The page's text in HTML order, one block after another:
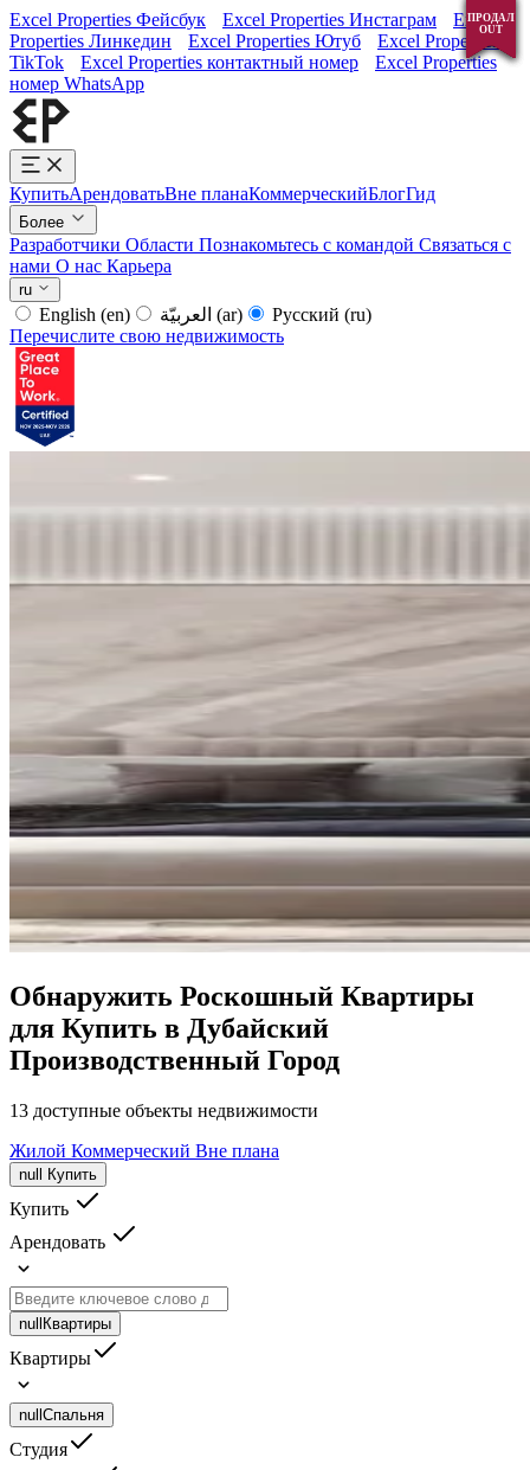
Excel Properties Фейсбук Excel Properties Инстаграм
Excel
Properties Линкедин
Excel Properties Ютуб
Excel Properties
TikTok
Excel Properties контактный номер
Excel Properties
номер WhatsApp
КупитьАрендоватьВне планаКоммерческийБлогГид
Более
Разработчики Области Познакомьтесь с командой Связаться с
нами О нас Карьера
ru
English (en) (ar) Русский (ru)
Перечислите свою недвижимость
Обнаружить Роскошный Квартиры
для Купить в Дубайский
Производственный Город
13 доступные объекты недвижимости
Жилой Коммерческий Вне плана
null Купить
Купить
Арендовать
null Квартиры
Квартиры
null Спальня
Студия
ПРОДАЛ
OUT
ПРОДАЛ
OUT
ПРОДАЛ
OUT
ПРОДАЛ
OUT
ПРОДАЛ
OUT